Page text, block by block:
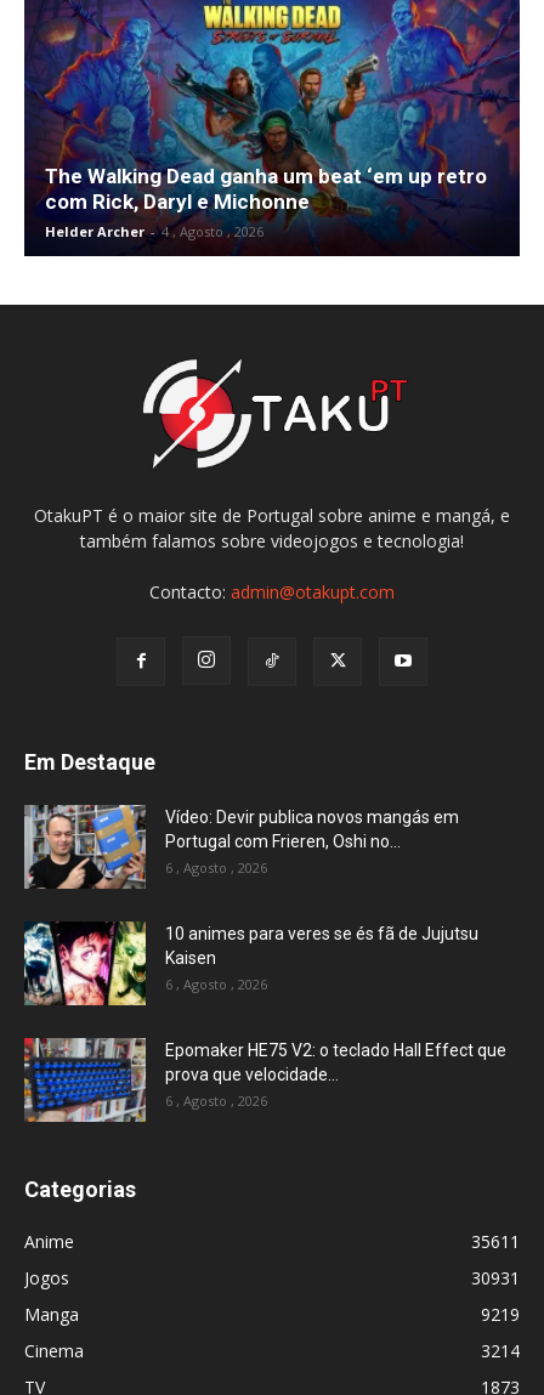
The Walking Dead ganha um beat ‘em up retro
com Rick, Daryl e Michonne
Helder Archer - 4 , Agosto , 2026
OtakuPT é o maior site de Portugal sobre anime e mangá, e
também falamos sobre videojogos e tecnologia!
Contacto: admin@otakupt.com
Em Destaque
Vídeo: Devir publica novos mangás em
Portugal com Frieren, Oshi no...
6 , Agosto , 2026
10 animes para veres se és fã de Jujutsu
Kaisen
6 , Agosto , 2026
Epomaker HE75 V2: o teclado Hall Effect que
prova que velocidade...
6 , Agosto , 2026
Categorias
Anime
35611
Jogos
30931
Manga
9219
Cinema
3214
TV
1873